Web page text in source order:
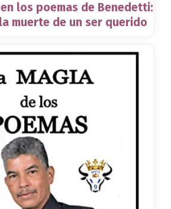
los poemas de Benedetti:
muerte de un ser querido